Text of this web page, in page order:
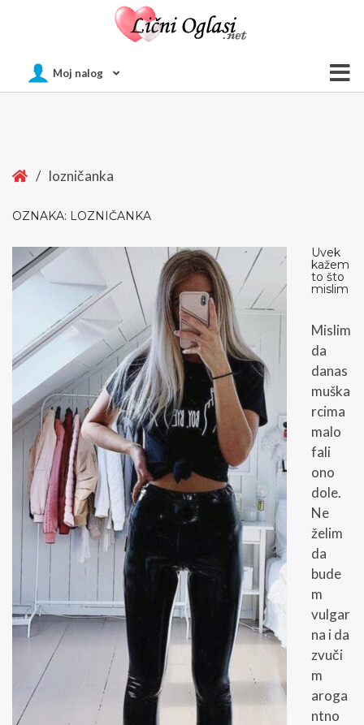
Moj nalog
Home
/ lozničanka
OZNAKA: LOZNIČANKA
Uvek
kažem
to što
mislim
Mislim
da
danas
muška
rcima
malo
fali
ono
dole.
Ne
želim
da
bude
m
vulgar
na i da
zvuči
m
aroga
ntno